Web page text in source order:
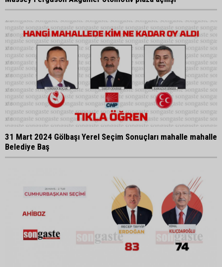
31 Mart 2024 Gölbaşı Yerel Seçim Sonuçları mahalle mahalle
Belediye Baş